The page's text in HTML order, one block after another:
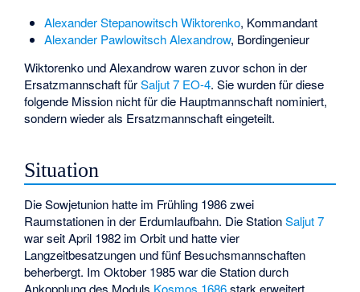
Alexander Stepanowitsch Wiktorenko, Kommandant
Alexander Pawlowitsch Alexandrow, Bordingenieur
Wiktorenko und Alexandrow waren zuvor schon in der
Ersatzmannschaft fürSaljut 7 EO-4. Sie wurden für diese
folgende Mission nicht für die Hauptmannschaft nominiert,
sondern wieder als Ersatzmannschaft eingeteilt.
Situation
Die Sowjetunion hatte im Frühling 1986 zwei
Raumstationen in der Erdumlaufbahn. Die StationSaljut 7
war seit April 1982 im Orbit und hatte vier
Langzeitbesatzungen und fünf Besuchsmannschaften
beherbergt. Im Oktober 1985 war die Station durch
Ankopplung des Moduls Kosmos 1686stark erweitert